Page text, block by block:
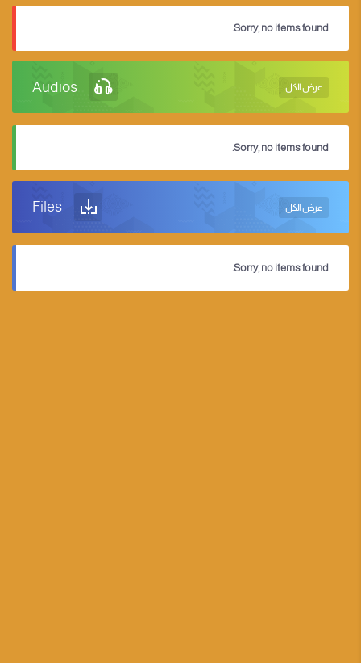
Sorry, no items found.
Audios عرض الكل
Sorry, no items found.
Files عرض الكل
Sorry, no items found.